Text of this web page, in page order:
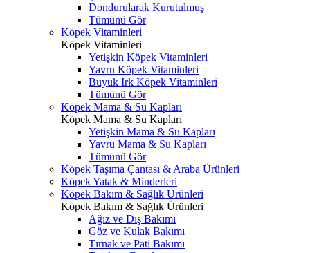
Dondurularak Kurutulmuş
Tümünü Gör
Köpek Vitaminleri
Köpek Vitaminleri
Yetişkin Köpek Vitaminleri
Yavru Köpek Vitaminleri
Büyük Irk Köpek Vitaminleri
Tümünü Gör
Köpek Mama & Su Kapları
Köpek Mama & Su Kapları
Yetişkin Mama & Su Kapları
Yavru Mama & Su Kapları
Tümünü Gör
Köpek Taşıma Çantası & Araba Ürünleri
Köpek Yatak & Minderleri
Köpek Bakım & Sağlık Ürünleri
Köpek Bakım & Sağlık Ürünleri
Ağız ve Dış Bakımı
Göz ve Kulak Bakımı
Tırnak ve Pati Bakımı